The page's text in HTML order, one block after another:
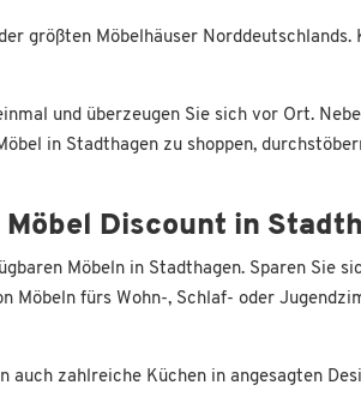
größten Möbelhäuser
und überzeugen Sie sich vor Ort.
in Stadthagen zu shoppen,
Discount in
Möbeln in Stadthagen. Sparen Sie
fürs Wohn-, Schlaf- oder
zahlreiche Küchen in angesagten